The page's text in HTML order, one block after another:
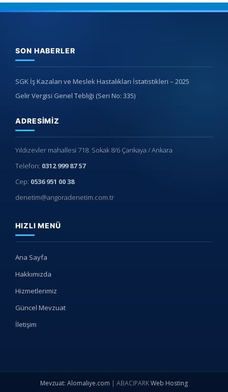
SON HABERLER
SGK İş Kazaları ve Meslek Hastalıkları İstatistikleri – 2025
Gelir Vergisi Genel Tebliği (Seri No: 335)
ADRESIMIZ
Yıldızevler mahallesi 718. Sokak 8/6 Çankaya / Ankara
Telefon: 0312 999 87 57
Cep: 0536 951 00 38
denetim@angoradenetim.com.tr
HIZLI MENÜ
Ana Sayfa
Hakkımızda
Hizmetlerimiz
Güncel Mevzuat
İletişim
Mevzuat: Alomaliye.com | ABACIPARKWeb Hosting